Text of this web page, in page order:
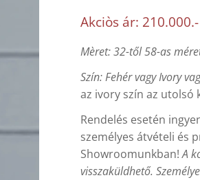
Akciòs ár: 210.000.-
Mèret: 32-től 58-as
Szín: Fehér vagy Ivory
az ivory szín az utolsó
Rendelés esetén
személyes átvételi és
Showroomunkban!A
visszaküldhető.